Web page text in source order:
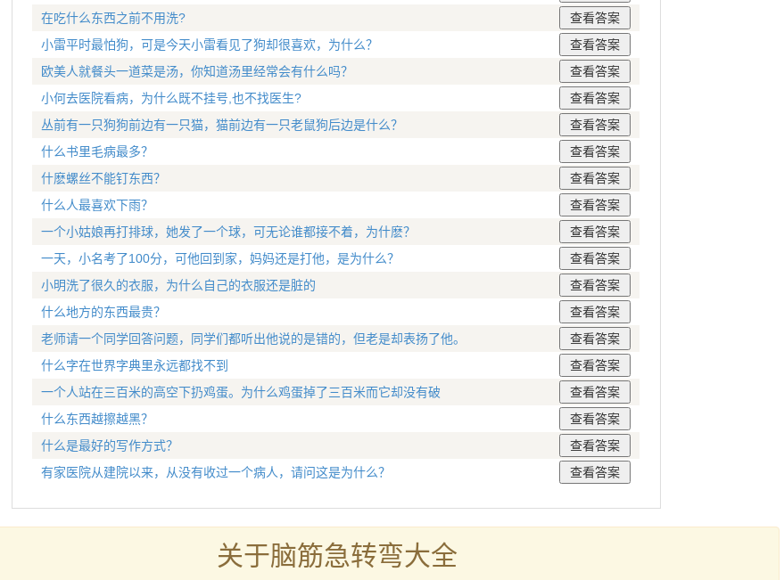
在吃什么东西之前不用洗?
小雷平时最怕狗，可是今天小雷看见了狗却很喜欢，为什么？
欧美人就餐头一道菜是汤，你知道汤里经常会有什么吗？
小何去医院看病，为什么既不挂号,也不找医生?
丛前有一只狗狗前边有一只猫，猫前边有一只老鼠狗后边是什么？
什么书里毛病最多？
什麽螺丝不能钉东西？
什么人最喜欢下雨？
一个小姑娘再打排球，她发了一个球，可无论谁都接不着，为什麽？
一天，小名考了100分，可他回到家，妈妈还是打他，是为什么？
小明洗了很久的衣服，为什么自己的衣服还是脏的
什么地方的东西最贵？
老师请一个同学回答问题，同学们都听出他说的是错的，但老是却表扬了他。
什么字在世界字典里永远都找不到
一个人站在三百米的高空下扔鸡蛋。为什么鸡蛋掉了三百米而它却没有破
什么东西越擦越黑？
什么是最好的写作方式？
有家医院从建院以来，从没有收过一个病人，请问这是为什么？
关于脑筋急转弯大全